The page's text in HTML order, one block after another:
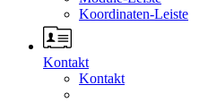
Koordinaten-Leiste
Kontakt
Kontakt